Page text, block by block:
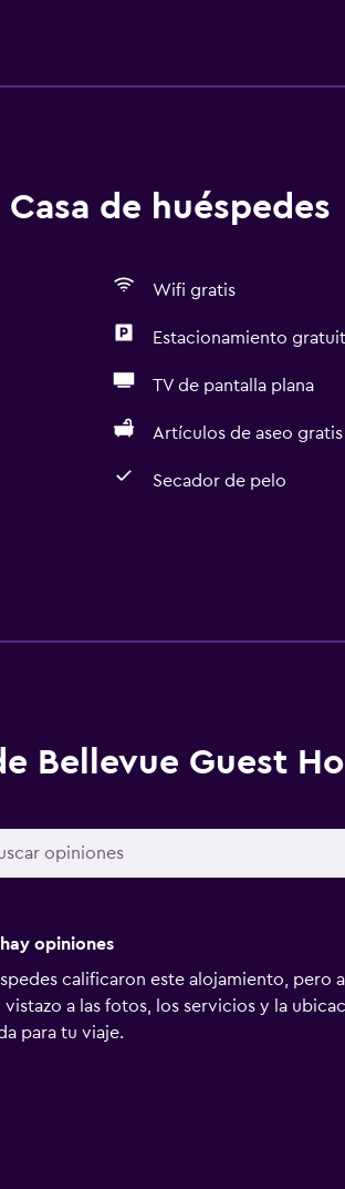
de huéspedes
Wifi gratis
Estacionamiento
TV de pantalla plana
Artículos de aseo gratis
Secador de pelo
Bellevue Guest
opiniones
calificaron este alojamiento,
vistazo a las fotos, los servicios y la
para tu viaje.